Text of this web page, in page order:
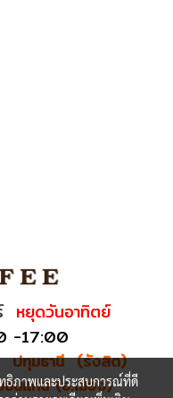
หยุดวันอาทิตย์
-17:00
ปทุมธานี (รังสิต)
อนแก่น (อ.เมือง)
ทธิภาพและประสบการณ์ที่ดี